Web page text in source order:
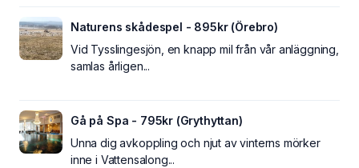
Naturens skådespel - 895kr (Örebro)
Vid Tysslingesjön, en knapp mil från vår anläggning,
samlas årligen...
Gå på Spa - 795kr (Grythyttan)
Unna dig avkoppling och njut av vinterns mörker
inne i Vattensalong...